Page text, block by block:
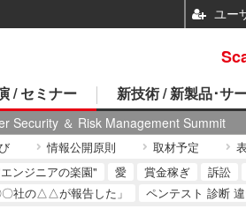
/ セミナー
Security ＆ Risk Management Summit
新技術 / 新製品･サ
情報公開原則 取材予定
ンジニアの楽園" 愛 賞金稼ぎ 訴訟
〇社の△△が報告した」
ペンテスト 診断
ユー